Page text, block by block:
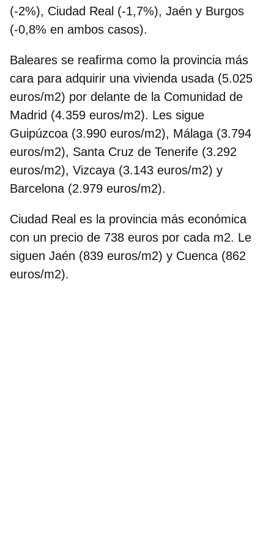
(-2%), Ciudad Real (-1,7%), Jaén y Burgos
(-0,8% en ambos casos).
Baleares se reafirma como la provincia más
cara para adquirir una vivienda usada (5.025
euros/m2) por delante de la Comunidad de
Madrid (4.359 euros/m2). Les sigue
Guipúzcoa (3.990 euros/m2), Málaga (3.794
euros/m2), Santa Cruz de Tenerife (3.292
euros/m2), Vizcaya (3.143 euros/m2) y
Barcelona (2.979 euros/m2).
Ciudad Real es la provincia más económica
con un precio de 738 euros por cada m2. Le
siguen Jaén (839 euros/m2) y Cuenca (862
euros/m2).